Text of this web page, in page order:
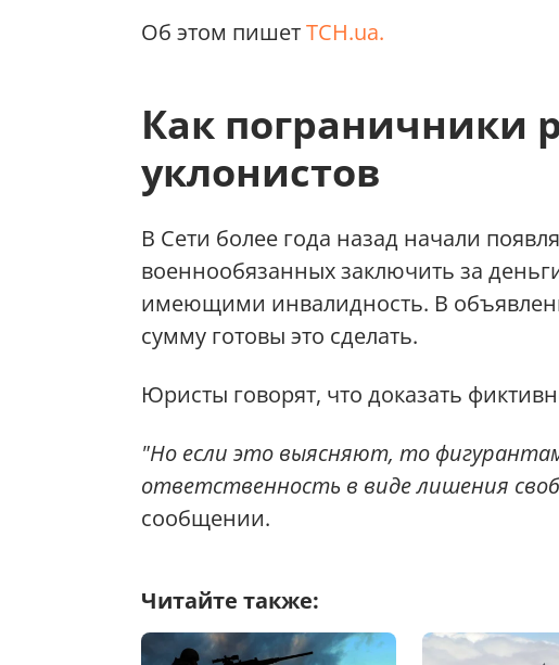
Об этом пишетТСН.ua.
Как пограничники
уклонистов
В Сети более года назад начали
военнообязанных заключить за
имеющими инвалидность. В
сумму готовы это сделать.
Юристы говорят, что доказать
"Но если это выясняют, то
ответственность в виде лишения
сообщении.
Читайте также: